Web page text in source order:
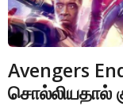
Avengers
சொல்லியதால்